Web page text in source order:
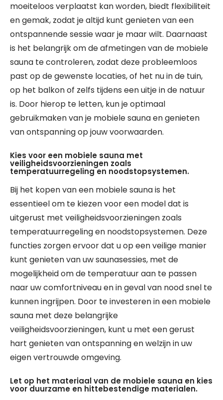
moeiteloos verplaatst kan worden, biedt flexibiliteit
en gemak, zodat je altijd kunt genieten van een
ontspannende sessie waar je maar wilt. Daarnaast
is het belangrijk om de afmetingen van de mobiele
sauna te controleren, zodat deze probleemloos
past op de gewenste locaties, of het nu in de tuin,
op het balkon of zelfs tijdens een uitje in de natuur
is. Door hierop te letten, kun je optimaal
gebruikmaken van je mobiele sauna en genieten
van ontspanning op jouw voorwaarden.
Kies voor een mobiele sauna met
veiligheidsvoorzieningen zoals
temperatuurregeling en noodstopsystemen.
Bij het kopen van een mobiele sauna is het
essentieel om te kiezen voor een model dat is
uitgerust met veiligheidsvoorzieningen zoals
temperatuurregeling en noodstopsystemen. Deze
functies zorgen ervoor dat u op een veilige manier
kunt genieten van uw saunasessies, met de
mogelijkheid om de temperatuur aan te passen
naar uw comfortniveau en in geval van nood snel te
kunnen ingrijpen. Door te investeren in een mobiele
sauna met deze belangrijke
veiligheidsvoorzieningen, kunt u met een gerust
hart genieten van ontspanning en welzijn in uw
eigen vertrouwde omgeving.
Let op het materiaal van de mobiele sauna en kies
voor duurzame en hittebestendige materialen.